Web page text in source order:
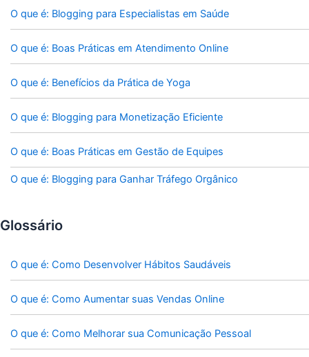
O que é: Blogging para Especialistas em Saúde
O que é: Boas Práticas em Atendimento Online
O que é: Benefícios da Prática de Yoga
O que é: Blogging para Monetização Eficiente
O que é: Boas Práticas em Gestão de Equipes
O que é: Blogging para Ganhar Tráfego Orgânico
Glossário
O que é: Como Desenvolver Hábitos Saudáveis
O que é: Como Aumentar suas Vendas Online
O que é: Como Melhorar sua Comunicação Pessoal